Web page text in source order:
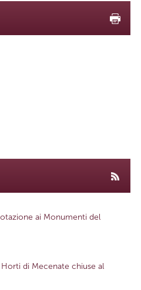
ai Monumenti del
di Mecenate chiuse al